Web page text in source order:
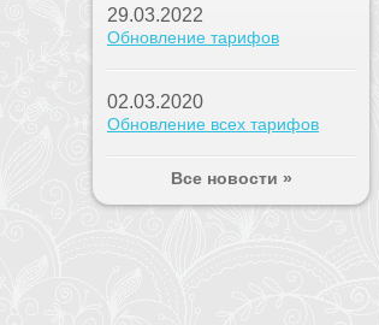
29.03.2022
Обновление тарифов
02.03.2020
Обновление всех тарифов
Все новости »